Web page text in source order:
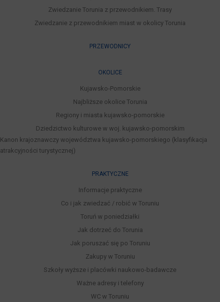
Zwiedzanie Torunia z przewodnikiem. Trasy
Zwiedzanie z przewodnikiem miast w okolicy Torunia
PRZEWODNICY
OKOLICE
Kujawsko-Pomorskie
Najbliższe okolice Torunia
Regiony i miasta kujawsko-pomorskie
Dziedzictwo kulturowe w woj. kujawsko-pomorskim
Kanon krajoznawczy województwa kujawsko-pomorskiego (klasyfikacja
atrakcyjności turystycznej)
PRAKTYCZNE
Informacje praktyczne
Co i jak zwiedzać / robić w Toruniu
Toruń w poniedziałki
Jak dotrzeć do Torunia
Jak poruszać się po Toruniu
Zakupy w Toruniu
Szkoły wyższe i placówki naukowo-badawcze
Ważne adresy i telefony
WC w Toruniu